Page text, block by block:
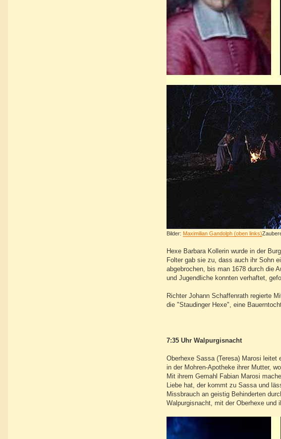
Bilder: Maximilian Gandolph (oben links)
Hexe Barbara Kollerin wurde in der
Folter gab sie zu, dass auch ihr Sohn
abgebrochen, bis man 1678 durch die
und Jugendliche konnten verhaftet,
Richter Johann Schaffenrath regierte
die "Staudinger Hexe", eine
7:35 Uhr Walpurgisnacht
Oberhexe Sassa (Teresa) Marosi leitet
in der Mohren-Apotheke ihrer Mutter,
Mit ihrem Gemahl Fabian Marosi
Liebe hat, der kommt zu Sassa und
Missbrauch an geistig Behinderten
Walpurgisnacht, mit der Oberhexe und